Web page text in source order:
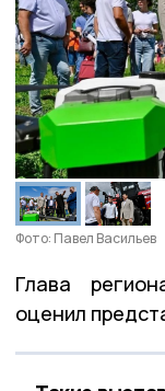
Фото: Павел Васильев
Глава
оценил